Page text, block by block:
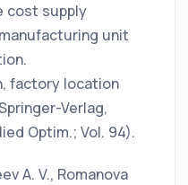
cost supply
unit
factory location
Verlag,
Optim.; Vol. 94).
A. V., Romanova